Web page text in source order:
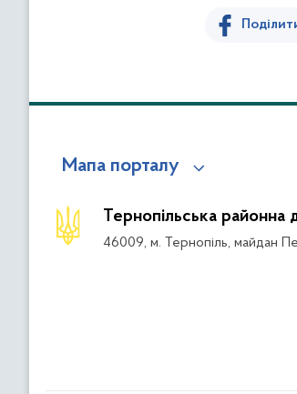
Мапа порталу
Тернопільська районна
46009, м. Тернопіль, майдан